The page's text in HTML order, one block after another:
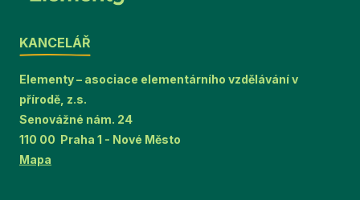
KANCELÁŘ
Elementy – asociace elementárního vzdělávání v
přírodě, z.s.
Senovážné nám. 24
110 00 Praha 1 - Nové Město
Mapa